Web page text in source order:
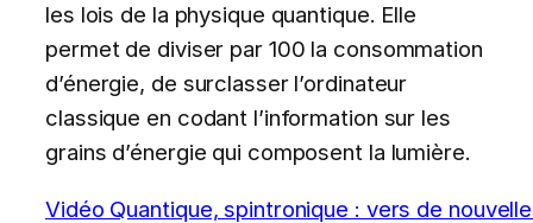
les lois de la physique quantique. Elle
permet de diviser par 100 la consommation
d’énergie, de surclasser l’ordinateur
classique en codant l’information sur les
grains d’énergie qui composent la lumière.
Vidéo Quantique, spintronique : vers de